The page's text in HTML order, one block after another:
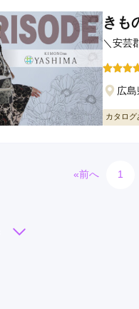
きも
＼安芸
広
カタログ
«前へ 1